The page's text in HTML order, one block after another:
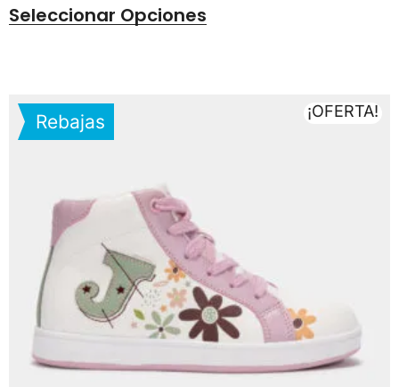
Seleccionar Opciones
Rebajas ¡OFERTA!